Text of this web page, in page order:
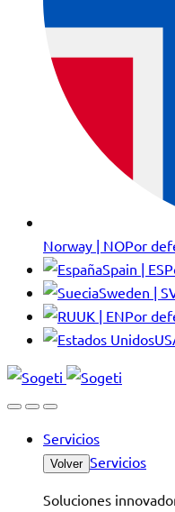
Norway | NOPor
Spain | ES
Sweden |
UK | ENPor
Servicios
Volver Servicios
Soluciones